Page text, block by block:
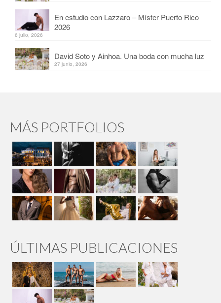
En estudio con Lazzaro – Míster Puerto Rico
2026
6 julio, 2026
David Soto y Ainhoa. Una boda con mucha luz
27 junio, 2026
MÁS PORTFOLIOS
ÚLTIMAS PUBLICACIONES